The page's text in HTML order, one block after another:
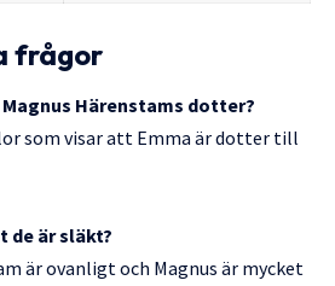
frågor
Härenstams dotter?
som visar att Emma är dotter till
de är släkt?
är ovanligt och Magnus är mycket